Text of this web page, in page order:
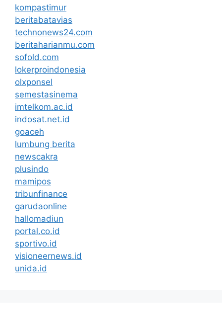
kompastimur
beritabatavias
technonews24.com
beritaharianmu.com
sofold.com
lokerproindonesia
olxponsel
semestasinema
imtelkom.ac.id
indosat.net.id
goaceh
lumbung berita
newscakra
plusindo
mamipos
tribunfinance
garudaonline
hallomadiun
portal.co.id
sportivo.id
visioneernews.id
unida.id